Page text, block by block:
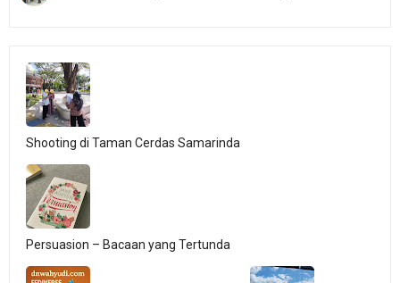
Shooting di Taman Cerdas Samarinda
Persuasion – Bacaan yang Tertunda